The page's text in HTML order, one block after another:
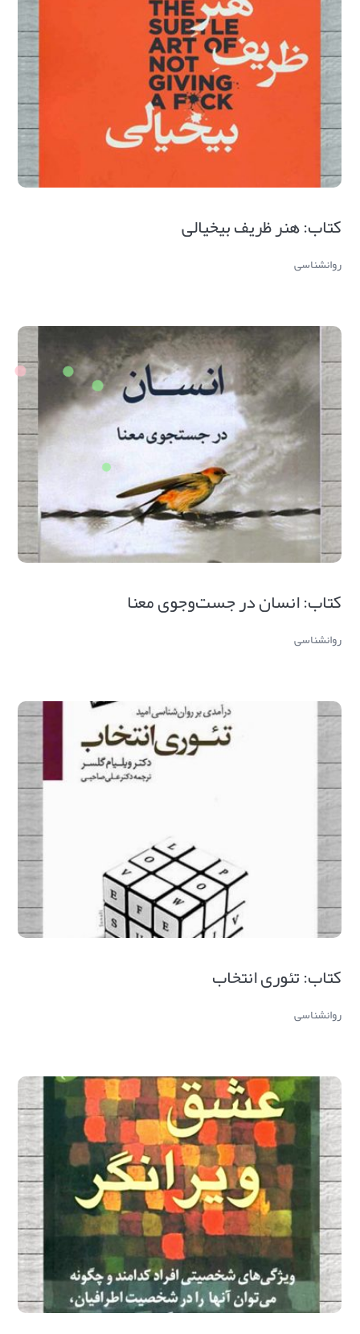
کتاب: هنر ظریف بیخیالی
روانشناسی
کتاب: انسان در جست‌وجوی معنا
روانشناسی
کتاب: تئوری انتخاب
روانشناسی